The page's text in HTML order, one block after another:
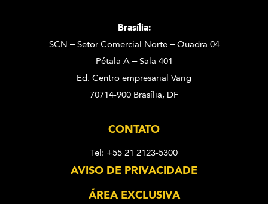
Brasília:
SCN – Setor Comercial Norte – Quadra 04
Pétala A – Sala 401
Ed. Centro empresarial Varig
70714-900 Brasília, DF
CONTATO
Tel: +55 21 2123-5300
AVISO DE PRIVACIDADE
ÁREA EXCLUSIVA